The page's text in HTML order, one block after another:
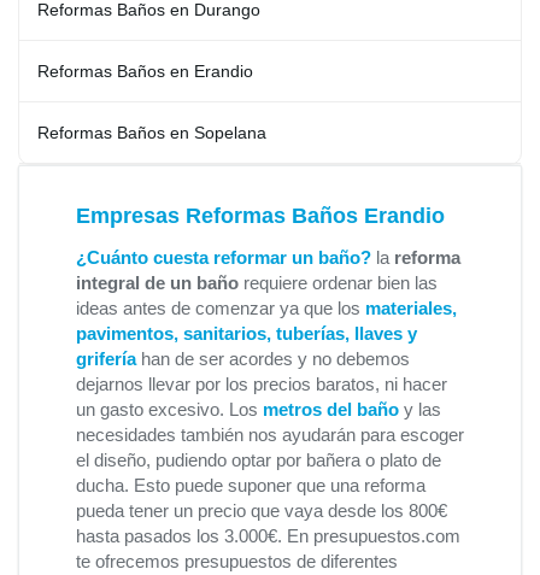
Reformas Baños en Durango
Reformas Baños en Erandio
Reformas Baños en Sopelana
Empresas Reformas Baños Erandio
¿Cuánto cuesta reformar un baño? la reforma
integral de un baño requiere ordenar bien las
ideas antes de comenzar ya que los materiales,
pavimentos, sanitarios, tuberías, llaves y
grifería han de ser acordes y no debemos
dejarnos llevar por los precios baratos, ni hacer
un gasto excesivo. Los metros del baño y las
necesidades también nos ayudarán para escoger
el diseño, pudiendo optar por bañera o plato de
ducha. Esto puede suponer que una reforma
pueda tener un precio que vaya desde los 800€
hasta pasados los 3.000€. En presupuestos.com
te ofrecemos presupuestos de diferentes